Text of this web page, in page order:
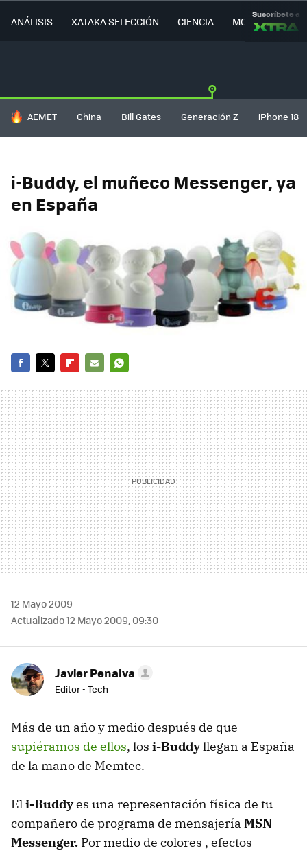
ANÁLISIS XATAKA SELECCIÓN CIENCIA MOVILIDAD
Suscríbete a
HOY SE HABLA DE
AEMET China Bill Gates Generación Z iPhone 18
i-Buddy, el muñeco Messenger, ya
en España
MAIL
12 Mayo 2009
Actualizado 12 Mayo 2009, 09:30
Javier Penalva
Editor - Tech
Más de un año y medio después de que
supiéramos de ellos, los i-Buddyllegan a España
de la mano de Memtec.
Eli-Buddyes una representación física de tu
compañero de programa de mensajería MSN
Messenger. Por medio de colores , efectos